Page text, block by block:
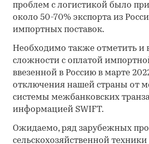
проблем с логистикой было
около 50-70% экспорта из
импортных поставок.
Необходимо также отметить и
сложности с оплатой
ввезенной в Россию в марте
отключения нашей страны от
системы межбанковских
информацией SWIFT.
Ожидаемо, ряд зарубежных
сельскохозяйственной